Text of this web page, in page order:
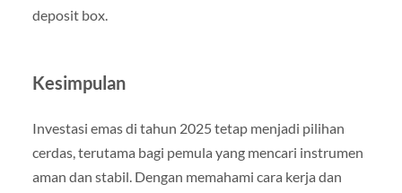
deposit box.
Kesimpulan
Investasi emas di tahun 2025 tetap menjadi pilihan
cerdas, terutama bagi pemula yang mencari instrumen
aman dan stabil. Dengan memahami cara kerja dan